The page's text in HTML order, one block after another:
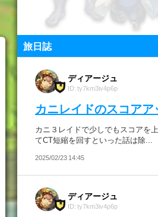
旅日誌
ディアージュ
ID: ty7km3iv4p6p
カニレイドのスコア
カニ３レイドで少しでもスコアを
てCT短縮を回すといった話は除...
2025/02/23 14:45
ディアージュ
ID: ty7km3iv4p6p